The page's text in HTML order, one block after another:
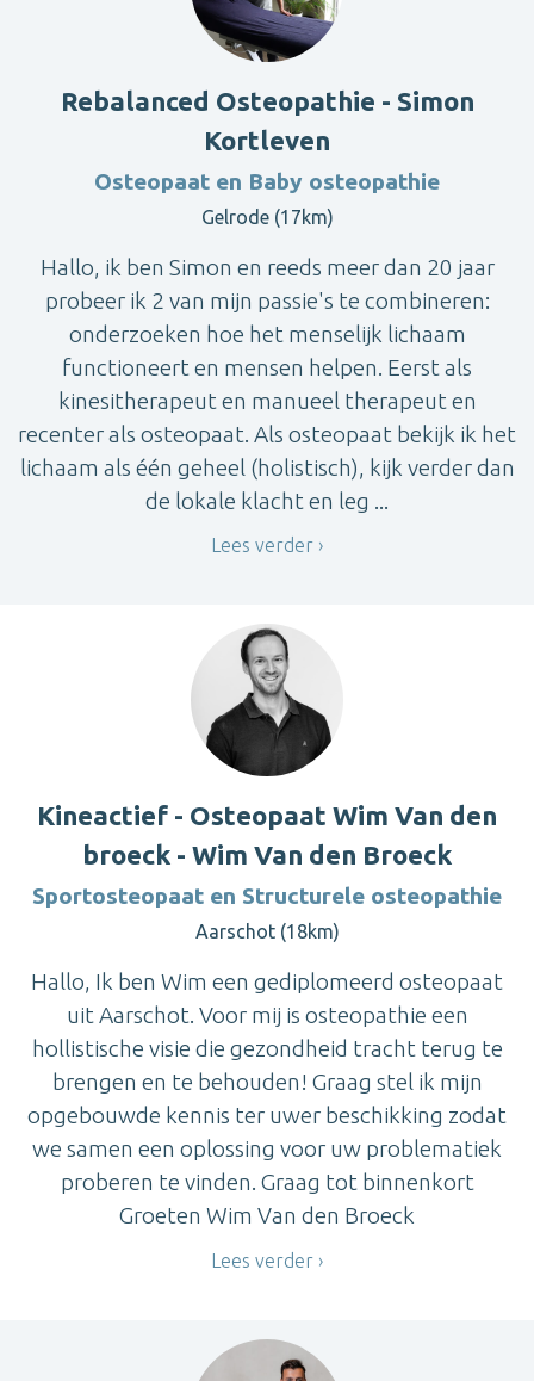
Rebalanced Osteopathie - Simon
Kortleven
Osteopaat en Baby osteopathie
Gelrode (17km)
Hallo, ik ben Simon en reeds meer dan 20 jaar
probeer ik 2 van mijn passie's te combineren:
onderzoeken hoe het menselijk lichaam
functioneert en mensen helpen. Eerst als
kinesitherapeut en manueel therapeut en
recenter als osteopaat. Als osteopaat bekijk ik het
lichaam als één geheel (holistisch), kijk verder dan
de lokale klacht en leg ...
Lees verder
Kineactief - Osteopaat Wim Van den
broeck - Wim Van den Broeck
Sportosteopaat en Structurele osteopathie
Aarschot (18km)
Hallo, Ik ben Wim een gediplomeerd osteopaat
uit Aarschot. Voor mij is osteopathie een
hollistische visie die gezondheid tracht terug te
brengen en te behouden! Graag stel ik mijn
opgebouwde kennis ter uwer beschikking zodat
we samen een oplossing voor uw problematiek
proberen te vinden. Graag tot binnenkort
Groeten Wim Van den Broeck
Lees verder